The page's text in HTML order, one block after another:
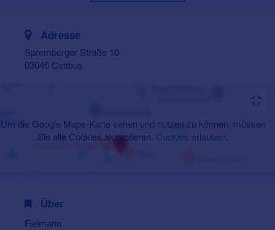
Adresse
Spremberger Straße 10
03046 Cottbus
Um die Google Maps-Karte sehen und nutzen zu können, müssen
Sie alle Cookies akzeptieren. Cookies erlauben
Über
Fielmann